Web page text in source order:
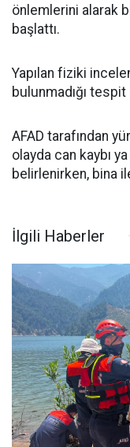
önlemlerini alarak
başlattı.
Yapılan fiziki
bulunmadığı
AFAD tarafından
olayda can kaybı
belirlenirken, bina
İlgili Haberler